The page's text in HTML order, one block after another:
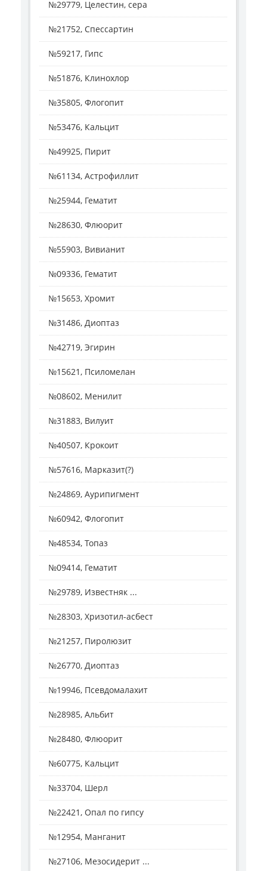
№29779, Целестин, сера
№21752, Спессартин
№59217, Гипс
№51876, Клинохлор
№35805, Флогопит
№53476, Кальцит
№49925, Пирит
№61134, Астрофиллит
№25944, Гематит
№28630, Флюорит
№55903, Вивианит
№09336, Гематит
№15653, Хромит
№31486, Диоптаз
№42719, Эгирин
№15621, Псиломелан
№08602, Менилит
№31883, Вилуит
№40507, Крокоит
№57616, Марказит(?)
№24869, Аурипигмент
№60942, Флогопит
№48534, Топаз
№09414, Гематит
№29789, Известняк ...
№28303, Хризотил-асбест
№21257, Пиролюзит
№26770, Диоптаз
№19946, Псевдомалахит
№28985, Альбит
№28480, Флюорит
№60775, Кальцит
№33704, Шерл
№22421, Опал по гипсу
№12954, Манганит
№27106, Мезосидерит ...